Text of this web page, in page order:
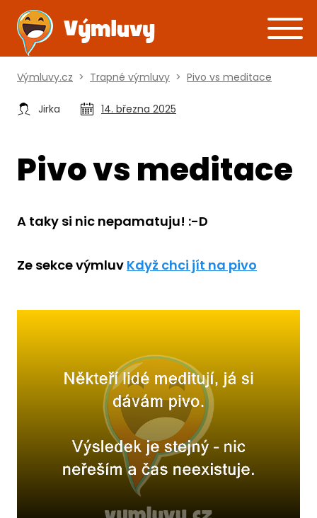
Výmluvy.cz > Trapné výmluvy > Pivo vs meditace
Jirka 14. března 2025
Pivo vs meditace
A taky si nic nepamatuju! :-D
Ze sekce výmluv Když chci jít na pivo